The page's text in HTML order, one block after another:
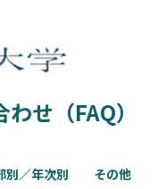
せ（FAQ）
別／年次別 その他